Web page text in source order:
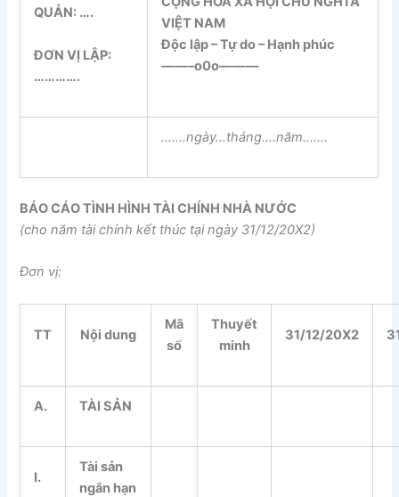
QUẢN: ….
ĐƠN VỊ LẬP:
………….
VIỆT NAM
Độc lập – Tự do – Hạnh phúc
——–o0o———
…….ngày…tháng….năm…….
BÁO CÁO TÌNH HÌNH TÀI CHÍNH NHÀ NƯỚC
(cho năm tài chính kết thúc tại ngày 31/12/20X2)
Đơn vị:
TT Nội dung
Mã
số
Thuyết
minh
31/12/20X2
A. TÀI SẢN
I.
Tàisản
ngắn hạn